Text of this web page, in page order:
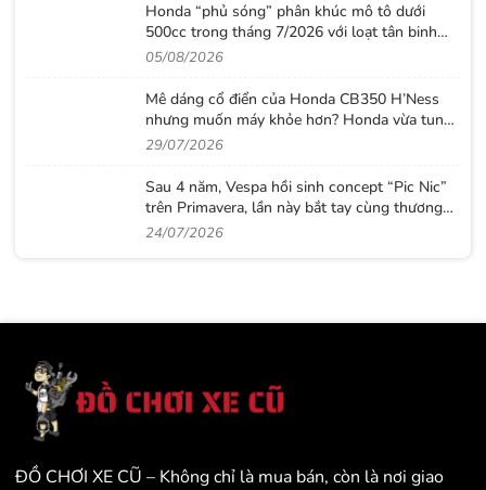
Honda “phủ sóng” phân khúc mô tô dưới
500cc trong tháng 7/2026 với loạt tân binh
đáng chú ý
05/08/2026
Mê dáng cổ điển của Honda CB350 H’Ness
nhưng muốn máy khỏe hơn? Honda vừa tung
ra lời giải với CB500 mới
29/07/2026
Sau 4 năm, Vespa hồi sinh concept “Pic Nic”
trên Primavera, lần này bắt tay cùng thương
hiệu thời trang Gigi
24/07/2026
ĐỒ CHƠI XE CŨ – Không chỉ là mua bán, còn là nơi giao